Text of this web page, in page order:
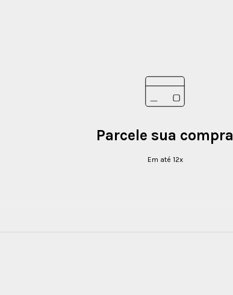
Parcele sua compra
Em até 12x